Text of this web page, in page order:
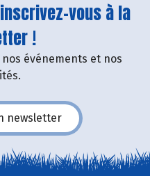
vous à la
!
événements et nos
newsletter